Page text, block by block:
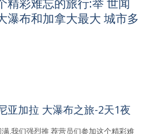
精彩难忘的旅行:举 世闻
瀑布和加拿大最大 城市多
亚加拉 大瀑布之旅-2天1夜
,我们强烈推 荐营员们参加这个精彩难